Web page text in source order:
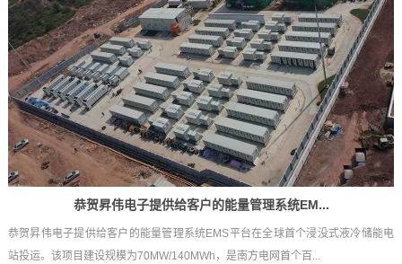
恭贺昇伟电子提供给客户的能量管理系统EM...
恭贺昇伟电子提供给客户的能量管理系统EMS平台在全球首个浸没式液冷储能电
站投运。该项目建设规模为70MW/140MWh，是南方电网首个百...